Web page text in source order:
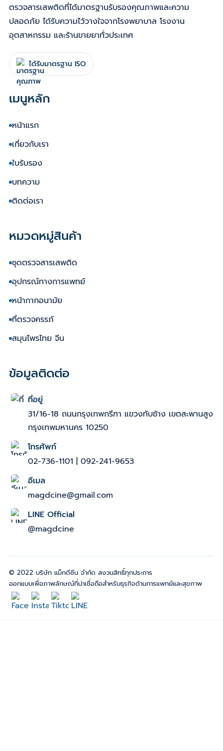
ตรวจสารเสพติดที่ได้มาตรฐานรับรองคุณภาพและความ
ปลอดภัย ได้รับความไว้วางใจจากโรงพยาบาล โรงงาน
อุตสาหกรรม และร้านขายยาทั่วประเทศ
ได้รับมาตรฐาน ISO
เมนูหลัก
หน้าแรก
เกี่ยวกับเรา
ใบรับรอง
บทความ
ติดต่อเรา
หมวดหมู่สินค้า
ชุดตรวจสารเสพติด
อุปกรณ์ทางการแพทย์
หน้ากากอนามัย
ที่ตรวจครรภ์
สมุนไพรไทย จีน
ข้อมูลติดต่อ
ที่อยู่
31/16-18 ถนนกรุงเทพกรีฑา แขวงทับช้าง เขตสะพานสูง
กรุงเทพมหานคร 10250
โทรศัพท์
02-736-1101 | 092-241-9653
อีเมล
magdcine@gmail.com
LINE Official
@magdcine
© 2022 บริษัท แม็กดีซีน จำกัด สงวนสิทธิ์ทุกประการ
ออกแบบเพื่อภาพลักษณ์ที่น่าเชื่อถือสำหรับธุรกิจด้านการแพทย์และสุขภาพ